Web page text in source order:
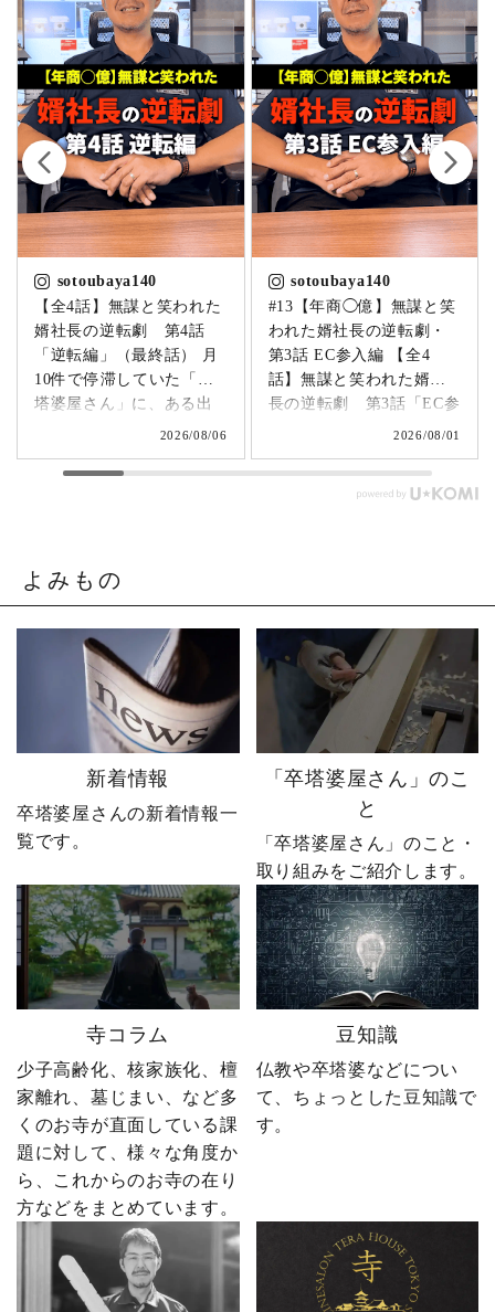
sotoubaya140
【全4話】無謀と笑われた
婿社長の逆転劇 第4話
「逆転編」（最終話） 月
10件で停滞していた「卒
塔婆屋さん」に、ある出
来事が起こります。▶
まじゃまずい。」 そう痛
発動します。 来る日も来
も予想しなかった結果で
した。 無謀だと笑われた
婿社長の逆転劇、ついに
完結です。 あなたなら、
人生で一番大きな挑戦は
何ですか？ぜひコメント
で教えてください！ 「い
いね」「保存」「フォロ
ー」も励みになります。
ーーーーーー 創業明治15
年｜卒塔婆専門メーカー
東京・日の出町を拠点
に、全国6,000以上のお寺
とお取引する、 お寺のこ
とを知り尽くした“卒塔婆
屋”です。 卒塔婆に関する
疑問をわかりやすく解説
しながら、 住職・寺院向
けの有益な情報や やじ社
長の日常まで発信中！▶
@sotoubaya140 ご相談は
DM・公式LINEからお気
軽にどうぞ📩 #やじ社長 #
卒塔婆 #卒塔婆屋さん #日
の出町 婿社長
2026/08/06
sotoubaya140
#13【年商◯億】無謀と笑
われた婿社長の逆転劇・
第3話 EC参入編 【全4
話】無謀と笑われた婿社
長の逆転劇 第3話「EC参
たやじ社長が下した決断
とは。▶ @sotoubaya140
いたそうです。 それで
も、ダメ元で始めた初め
てのネットショップ運
たサイトに待っていたの
は、想像以上の結果でし
た。 そして、その後やじ
社長の運命を大きく変え
る出来事が起こります。
続きは第4話「逆転編」。
ぜひ最後までご覧いただ
き、感想をコメントで教
えてください！ 「いい
ね」「保存」「フォロ
ー」も励みになります。
ーーーーーーーーーーー
ーーーーーー 創業明治15
年｜卒塔婆専門メーカー
東京・日の出町を拠点
に、全国6,000以上のお寺
とお取引する、 お寺のこ
しながら、 住職・寺院向
けの有益な情報や やじ社
長の日常まで発信中！▶
@sotoubaya140 ご相談は
2026/08/01
よみもの
新着情報
卒塔婆屋さんの新着情報一
覧です。
「卒塔婆屋さん」のこ
と
「卒塔婆屋さん」のこと・
取り組みをご紹介します。
寺コラム
少子高齢化、核家族化、檀
家離れ、墓じまい、など多
くのお寺が直面している課
題に対して、様々な角度か
ら、これからのお寺の在り
方などをまとめています。
豆知識
仏教や卒塔婆などについ
て、ちょっとした豆知識で
す。